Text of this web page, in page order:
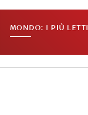
MONDO: I PIÙ LETTI